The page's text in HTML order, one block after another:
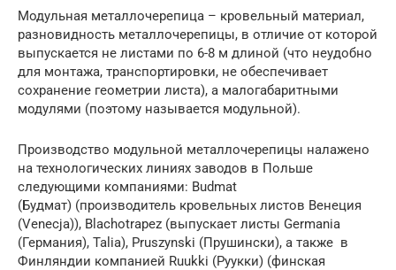
Модульная металлочерепица – кровельный материал,
разновидность металлочерепицы, в отличие от которой
выпускается не листами по 6-8 м длиной (что неудобно
для монтажа, транспортировки, не обеспечивает
сохранение геометрии листа), а малогабаритными
модулями (поэтому называется модульной).
Производство модульной металлочерепицы налажено
на технологических линиях заводов в Польше
следующими компаниями: Budmat
(Будмат) (производитель кровельных листов Венеция
(Venecja)), Blachotrapez (выпускает листы Germania
(Германия), Talia), Pruszynski (Прушински), а также в
Финляндии компанией Ruukki (Руукки) (финская